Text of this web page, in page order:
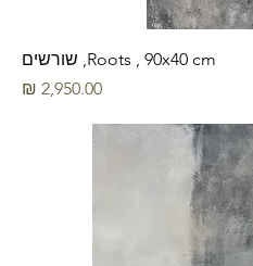
Roots , 90x40 cm, שורשים
מחיר